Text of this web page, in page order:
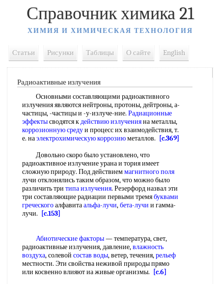
Справочник химика 21
ХИМИЯ И ХИМИЧЕСКАЯ ТЕХНОЛОГИЯ
Статьи Рисунки Таблицы О сайте English
Радиоактивные излучения
Основными составляющими радиоактивного
излучения являются нейтроны, протоны, дейтроны, а-
частицы, -частицы и -у-излуче-ние. Радиационные
эффектысводятся кдействию излученияна металлы,
коррозионную средуи процесс их взаимодействия, т.
е. наэлектрохимическую коррозиюметаллов.
[c.369]
Довольно скоро было установлено, что
радиоактивное излучение урана и тория имеет
сложную природу. Под действиеммагнитного поля
лучи отклонялись таким образом, что можно было
различить три типа излучения. Резерфорд назвал эти
три составляющие радиации первыми тремябуквами
греческогоалфавитаальфа-лучи,бета-лучи и гамма-
лучи.
[c.153]
Абиотические факторы— температура, свет,
радиоактивные излучения, давление,влажность
воздуха, солевой состав воды, ветер, течения,рельеф
местности. Эти свойства неживой природы прямо
или косвенно влияют иа живые организмы.
[c.6]